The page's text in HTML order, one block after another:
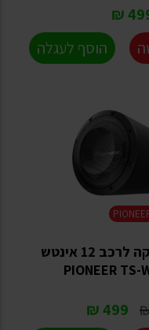
499
הוסף לעגלה
סאב וופר בזוקה לרכב 12 אינטש
PIONEER TS-
499 ₪